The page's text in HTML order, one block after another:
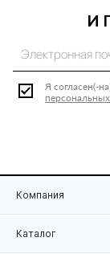
И
Я согласен(-
Компания
Каталог